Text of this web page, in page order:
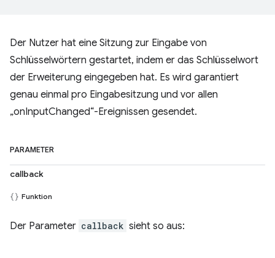
Der Nutzer hat eine Sitzung zur Eingabe von
Schlüsselwörtern gestartet, indem er das Schlüsselwort
der Erweiterung eingegeben hat. Es wird garantiert
genau einmal pro Eingabesitzung und vor allen
„onInputChanged“-Ereignissen gesendet.
PARAMETER
callback
Funktion
Der Parameter callback sieht so aus: